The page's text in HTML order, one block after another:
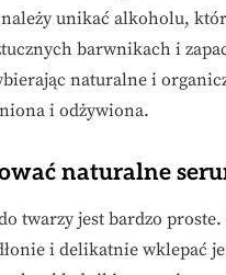
unikać alkoholu,
barwnikach i
naturalne i
i odżywiona.
naturalne
twarzy jest bardzo
i delikatnie wklepać